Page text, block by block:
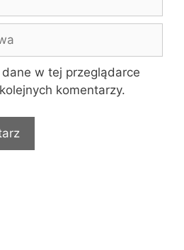
w tej przeglądarce
komentarzy.